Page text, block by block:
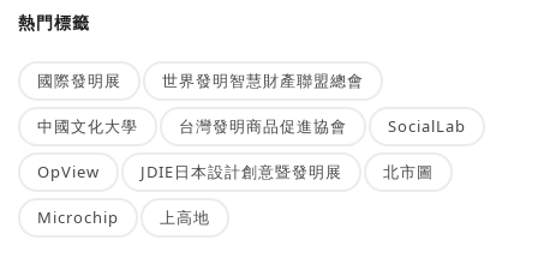
熱門標籤
國際發明展 世界發明智慧財產聯盟總會
中國文化大學 台灣發明商品促進協會 SocialLab
OpView JDIE日本設計創意暨發明展 北市圖
Microchip 上高地